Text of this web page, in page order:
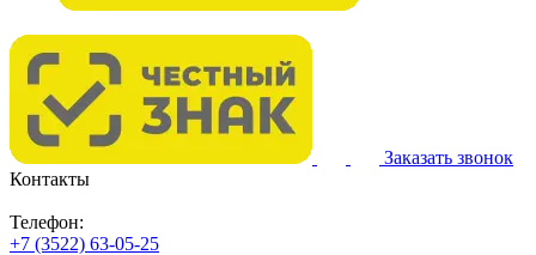
Заказать звонок
Контакты
Телефон:
+7 (3522) 63-05-25